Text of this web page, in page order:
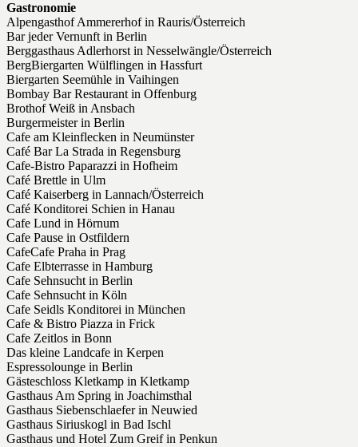
Gastronomie
Alpengasthof Ammererhof in Rauris/Österreich
Bar jeder Vernunft in Berlin
Berggasthaus Adlerhorst in Nesselwängle/Österreich
BergBiergarten Wülflingen in Hassfurt
Biergarten Seemühle in Vaihingen
Bombay Bar Restaurant in Offenburg
Brothof Weiß in Ansbach
Burgermeister in Berlin
Cafe am Kleinflecken in Neumünster
Café Bar La Strada in Regensburg
Cafe-Bistro Paparazzi in Hofheim
Café Brettle in Ulm
Café Kaiserberg in Lannach/Österreich
Café Konditorei Schien in Hanau
Cafe Lund in Hörnum
Cafe Pause in Ostfildern
CafeCafe Praha in Prag
Cafe Elbterrasse in Hamburg
Cafe Sehnsucht in Berlin
Cafe Sehnsucht in Köln
Cafe Seidls Konditorei in München
Cafe & Bistro Piazza in Frick
Cafe Zeitlos in Bonn
Das kleine Landcafe in Kerpen
Espressolounge in Berlin
Gästeschloss Kletkamp in Kletkamp
Gasthaus Am Spring in Joachimsthal
Gasthaus Siebenschlaefer in Neuwied
Gasthaus Siriuskogl in Bad Ischl
Gasthaus und Hotel Zum Greif in Penkun